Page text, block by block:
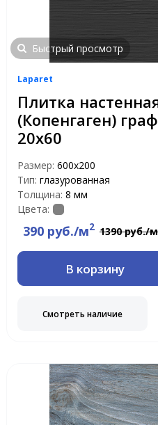
Быстрый просмотр
Laparet
Плитка
(Копенгаген)
20х60
Размер: 600х200
Тип: глазурованная
Толщина: 8 мм
Цвета:
390 руб./м2 1390 руб./м
В корзину
Смотреть наличие